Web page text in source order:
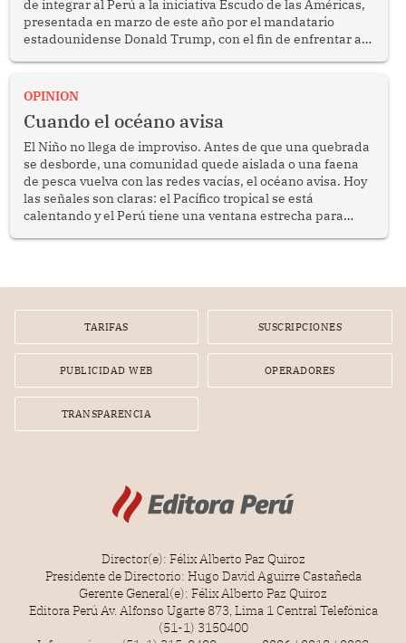
de integrar al Perú a la iniciativa Escudo de las Américas,
presentada en marzo de este año por el mandatario
estadounidense Donald Trump, con el fin de enfrentar al
OPINION
Cuando el océano avisa
El Niño no llega de improviso. Antes de que una quebrada
se desborde, una comunidad quede aislada o una faena
de pesca vuelva con las redes vacías, el océano avisa. Hoy
las señales son claras: el Pacífico tropical se está
calentando y el Perú tiene una ventana estrecha para
TARIFAS SUSCRIPCIONES
PUBLICIDAD WEB OPERADORES
TRANSPARENCIA
Director(e): Félix Alberto Paz Quiroz
Presidente de Directorio: Hugo David Aguirre Castañeda
Gerente General(e): Félix Alberto Paz Quiroz
Editora Perú Av. Alfonso Ugarte 873, Lima 1 Central Telefónica
(51-1) 3150400